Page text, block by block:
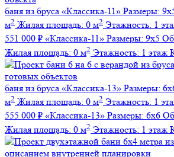
баня из бруса «Классика-11» Размеры:
м2 Жилая площадь: 0 м2 Этажность: 1
551 000 ₽ «Классика-11» Размеры: 9х5
Жилая площадь: 0 м2 Этажность: 1 этаж
баня из бруса «Классика-13» Размеры:
м2 Жилая площадь: 0 м2 Этажность: 1
555 000 ₽ «Классика-13» Размеры: 6х6
Жилая площадь: 0 м2 Этажность: 1 этаж